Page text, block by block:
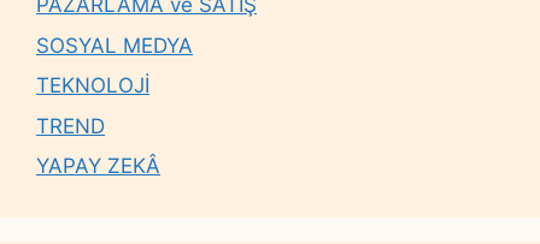
PAZARLAMA ve SATIŞ
SOSYAL MEDYA
TEKNOLOJİ
TREND
YAPAY ZEKÂ